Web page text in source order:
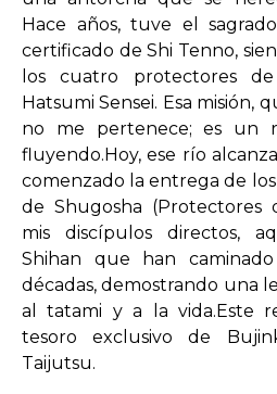
Hace años, tuve el
certificado de Shi Tenno,
los cuatro protectores
Hatsumi Sensei. Esa misión,
no me pertenece; es un
fluyendo.Hoy, ese río
comenzado la entrega de
de Shugosha (Protectores
mis discípulos directos,
Shihan que han
décadas, demostrando una
al tatami y a la vida.Este
tesoro exclusivo de
Taijutsu.